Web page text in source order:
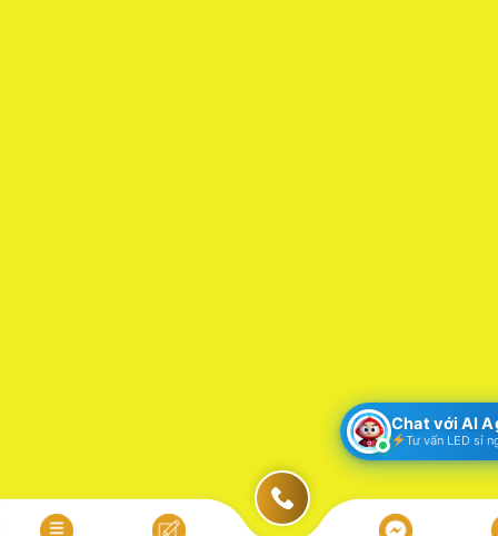
Chat với AI
Tư vấn LED sỉ